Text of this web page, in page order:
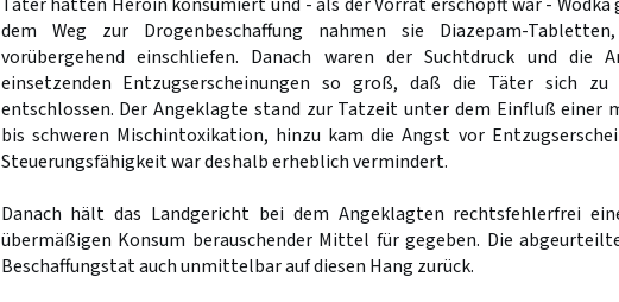
dem Weg zur Drogenbeschaffung nahmen sie Diazepam-
vorübergehend einschliefen. Danach waren der Suchtdruck und die
einsetzenden Entzugserscheinungen so groß, daß die Täter sich zu
entschlossen. Der Angeklagte stand zur Tatzeit unter dem Einfluß einer
bis schweren Mischintoxikation, hinzu kam die Angst vor
Steuerungsfähigkeit war deshalb erheblich vermindert.
Danach hält das Landgericht bei dem Angeklagten rechtsfehlerfrei
übermäßigen Konsum berauschender Mittel für gegeben. Die
Beschaffungstat auch unmittelbar auf diesen Hang zurück.